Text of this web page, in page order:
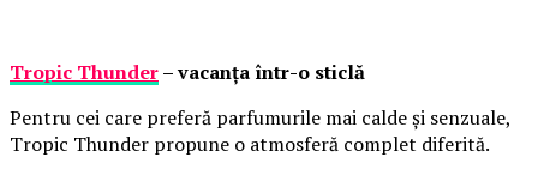
Tropic Thunder– vacanța într-o sticlă
Pentru cei care preferă parfumurile mai calde și senzuale,
Tropic Thunder propune o atmosferă complet diferită.